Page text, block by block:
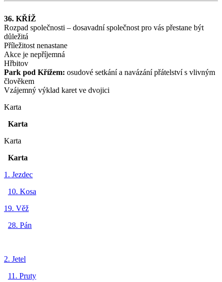
36. KŘÍŽ
Rozpad společnosti – dosavadní společnost pro vás přestane být
důležitá
Příležitost nenastane
Akce je nepříjemná
Hřbitov
Park pod Křížem: osudové setkání a navázání přátelství s vlivným
člověkem
Vzájemný výklad karet ve dvojici
Karta
Karta
Karta
Karta
1. Jezdec
10. Kosa
19. Věž
28. Pán
2. Jetel
11. Pruty